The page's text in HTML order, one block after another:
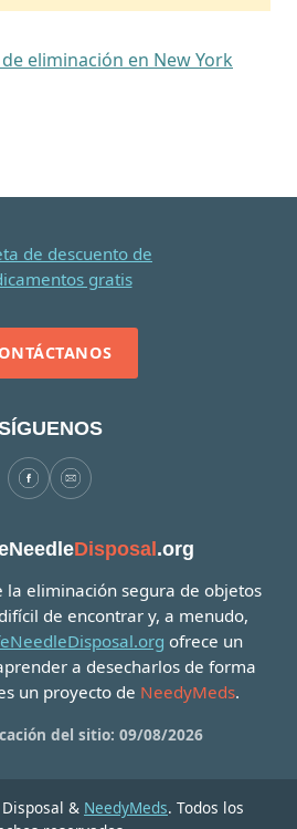
eliminación en New York
Disposal.org
la eliminación segura de objetos
de encontrar y, a menudo,
ofrece un
a desecharlos de forma
un proyecto de NeedyMeds.
del sitio: 09/08/2026
& NeedyMeds. Todos los